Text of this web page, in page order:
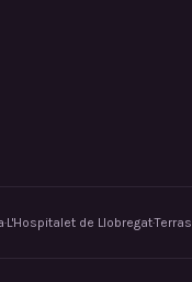
·L'Hospitalet de Llobregat·